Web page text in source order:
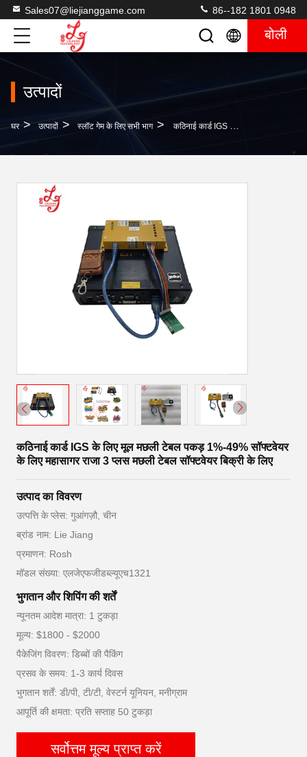
Sales07@liejianggame.com 86--182 1801 0948
बोली
उत्पादों
घर > उत्पादों > स्लॉट गेम के लिए सभी भाग > कठिनाई कार्ड IGS के लिए मूल मछली टेबल पकड़ 1%-49% सॉफ्टवेयर के लिए महासागर राजा 3 प्लस मछली टेबल सॉफ्टवेयर बिक्री के लिए
कठिनाई कार्ड IGS के लिए मूल मछली टेबल पकड़ 1%-49% सॉफ्टवेयर
के लिए महासागर राजा 3 प्लस मछली टेबल सॉफ्टवेयर बिक्री के लिए
उत्पाद का विवरण
उत्पत्ति के प्लेस: गुआंगज़ौ, चीन
ब्रांड नाम: Lie Jiang
प्रमाणन: Rosh
मॉडल संख्या: एलजेएफजीडब्ल्यूएच1321
भुगतान और शिपिंग की शर्तें
न्यूनतम आदेश मात्रा: 1 टुकड़ा
मूल्य: $1800 - $2000
पैकेजिंग विवरण: डिब्बों की पैकिंग
प्रसव के समय: 1-3 कार्य दिवस
भुगतान शर्तें: डी/पी, टी/टी, वेस्टर्न यूनियन, मनीग्राम
आपूर्ति की क्षमता: प्रति सप्ताह 50 टुकड़ा
सर्वोत्तम मूल्य प्राप्त करें